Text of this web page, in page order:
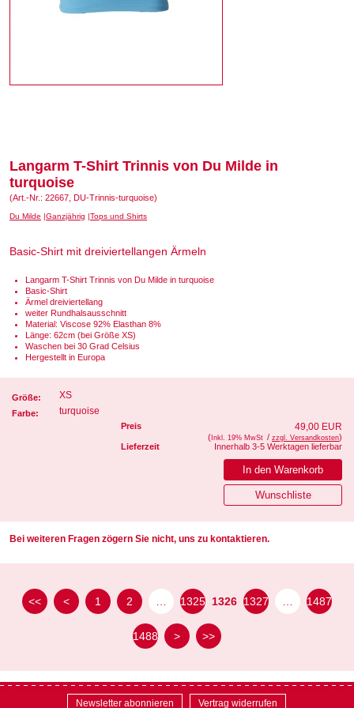
Langarm T-Shirt Trinnis von Du Milde in
turquoise
(Art.-Nr.: 22667, DU-Trinnis-turquoise)
Du Milde Ganzjährig Tops und Shirts
Basic-Shirt mit dreiviertellangen Ärmeln
Langarm T-Shirt Trinnis von Du Milde in turquoise
Basic-Shirt
Ärmel dreiviertellang
weiter Rundhalsausschnitt
Material: Viscose 92% Elasthan 8%
Länge: 62cm (bei Größe XS)
Waschen bei 30 Grad Celsius
Hergestellt in Europa
Größe: XS
Farbe: turquoise
Preis 49,00 EUR
( Inkl. 19% MwSt / zzgl. Versandkosten)
Lieferzeit
Innerhalb 3-5 Werktagen lieferbar
Bei weiteren Fragen zögern Sie nicht, uns zu kontaktieren.
<< < 1 2 1325 1326 1327 1487
1488 > >>
Newsletter abonnieren Vertrag widerrufen